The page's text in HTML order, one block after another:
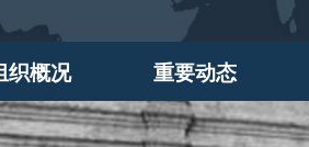
织概况 重要动态